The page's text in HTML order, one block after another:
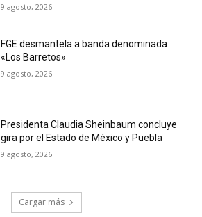
9 agosto, 2026
FGE desmantela a banda denominada
«Los Barretos»
9 agosto, 2026
Presidenta Claudia Sheinbaum concluye
gira por el Estado de México y Puebla
9 agosto, 2026
Cargar más